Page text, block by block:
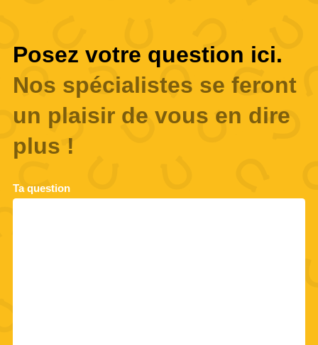
Posez votre question ici.
Nos spécialistes se feront
un plaisir de vous en dire
plus !
Ta question